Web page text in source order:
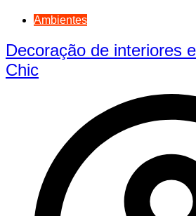
Ambientes
Decoração de interiores
Chic